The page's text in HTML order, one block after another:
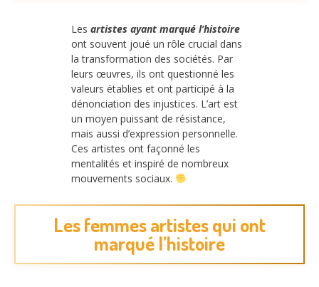
Les artistes ayant marqué l’histoire
ont souvent joué un rôle crucial dans
la transformation des sociétés. Par
leurs œuvres, ils ont questionné les
valeurs établies et ont participé à la
dénonciation des injustices. L’art est
un moyen puissant de résistance,
mais aussi d’expression personnelle.
Ces artistes ont façonné les
mentalités et inspiré de nombreux
mouvements sociaux.
Les femmes artistes qui ont
marqué l’histoire